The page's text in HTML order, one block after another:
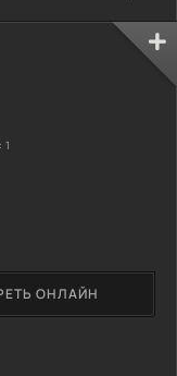
Карл Перкинс.
музыкального
среди
ОНЛАЙН
1